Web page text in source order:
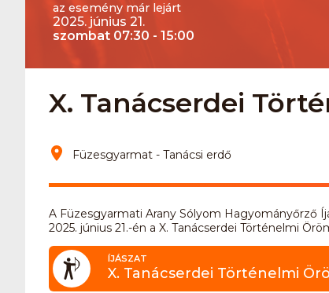
az esemény már lejárt
2025. június 21.
szombat 07:30 - 15:00
X. Tanácserdei
Füzesgyarmat - Tanácsi erdő
A Füzesgyarmati Arany Sólyom Hagyományőrző
2025. június 21.-én a X. Tanácserdei Történelmi
ÍJÁSZAT
X. Tanácserdei Történelmi